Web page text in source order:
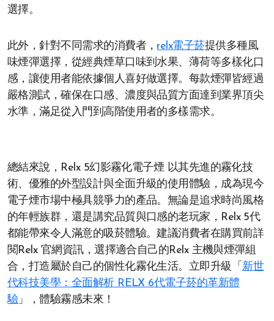
選擇。
此外，針對不同需求的消費者， relx電子菸提供多種風
味煙彈選擇，從經典煙草口味到水果、薄荷等多樣化口
感，讓使用者能依據個人喜好做選擇。每款煙彈皆經過
嚴格測試，確保在口感、濃度與品質方面達到業界頂尖
水準，滿足從入門到高階使用者的多樣需求。
總結來說，Relx 5幻影霧化電子煙 以其先進的霧化技
術、優雅的外型設計與全面升級的使用體驗，成為現今
電子煙市場中極具競爭力的產品。無論是追求時尚風格
的年輕族群，還是講究品質與口感的老玩家，Relx 5代
都能帶來令人滿意的吸菸體驗。建議消費者在購買前詳
閱Relx 官網資訊，選擇適合自己的Relx 主機與煙彈組
合，打造屬於自己的個性化霧化生活。立即升級「新世
代科技美學：全面解析 RELX 6代電子菸的革新體
驗」，體驗霧感未來！